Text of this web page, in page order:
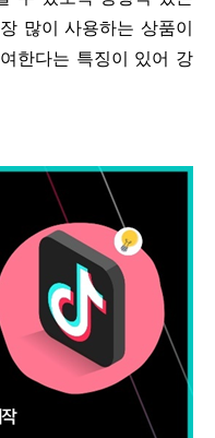
많이 사용하는 상품이
한다는 특징이 있어 강